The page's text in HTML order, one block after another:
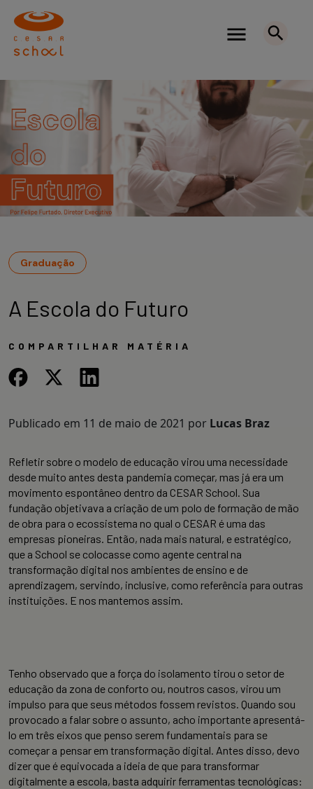
Graduação
A Escola do Futuro
COMPARTILHAR MATÉRIA
Publicado em 11 de maio de 2021 por Lucas Braz
Refletir sobre o modelo de educação virou uma necessidade
desde muito antes desta pandemia começar, mas já era um
movimento espontâneo dentro da CESAR School. Sua
fundação objetivava a criação de um polo de formação de mão
de obra para o ecossistema no qual o CESAR é uma das
empresas pioneiras. Então, nada mais natural, e estratégico,
que a School se colocasse como agente central na
transformação digital nos ambientes de ensino e de
aprendizagem, servindo, inclusive, como referência para outras
instituições. E nos mantemos assim.
Tenho observado que a força do isolamento tirou o setor de
educação da zona de conforto ou, noutros casos, virou um
impulso para que seus métodos fossem revistos. Quando sou
provocado a falar sobre o assunto, acho importante apresentá-
lo em três eixos que penso serem fundamentais para se
começar a pensar em transformação digital. Antes disso, devo
dizer que é equivocada a ideia de que para transformar
digitalmente a escola, basta adquirir ferramentas tecnológicas: